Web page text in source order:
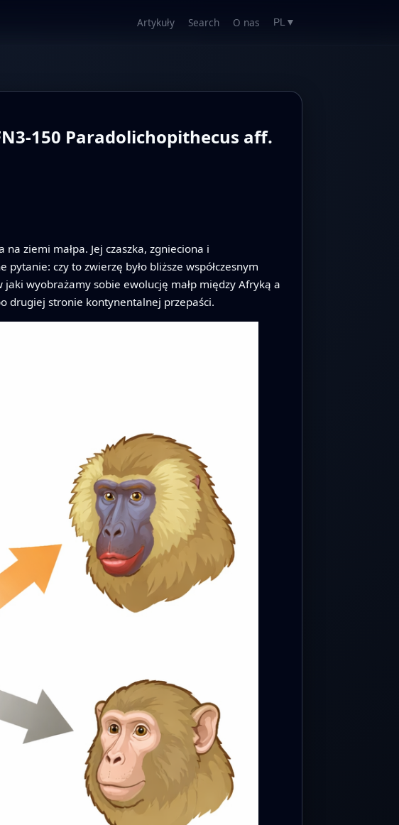
Artykuły Search O nas PL ▼
150 Paradolichopithecus aff.
ziemi małpa. Jej czaszka, zgnieciona i
czy to zwierzę było bliższe współczesnym
wyobrażamy sobie ewolucję małp między Afryką a
drugiej stronie kontynentalnej przepaści.